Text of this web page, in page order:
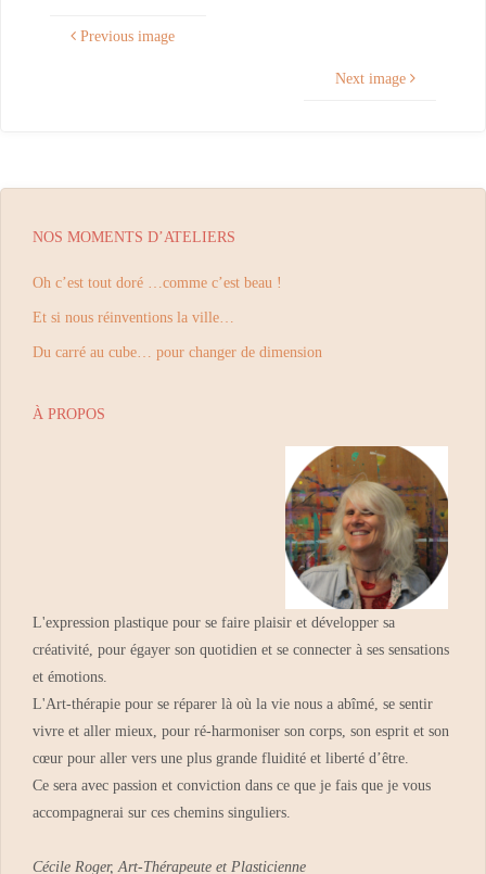
Previous image
Next image
NOS MOMENTS D’ATELIERS
Oh c’est tout doré …comme c’est beau !
Et si nous réinventions la ville…
Du carré au cube… pour changer de dimension
À PROPOS
L'expression plastique pour se faire plaisir et développer sa
créativité, pour égayer son quotidien et se connecter à ses sensations
et émotions.
L'Art-thérapie pour se réparer là où la vie nous a abîmé, se sentir
vivre et aller mieux, pour ré-harmoniser son corps, son esprit et son
cœur pour aller vers une plus grande fluidité et liberté d’être.
Ce sera avec passion et conviction dans ce que je fais que je vous
accompagnerai sur ces chemins singuliers.
Cécile Roger, Art-Thérapeute et Plasticienne